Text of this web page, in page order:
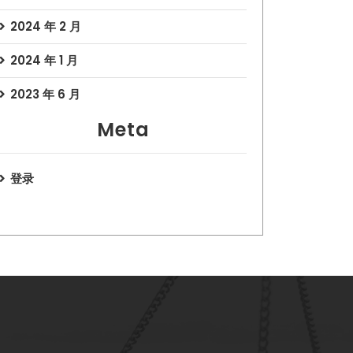
2024 年 2 月
2024 年 1 月
2023 年 6 月
Meta
登录